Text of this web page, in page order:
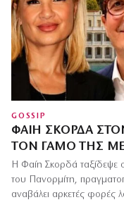
GOSSIP
ΦΑΊΗ ΣΚΟΡΔΆ
ΤΟΝ ΓΆΜΟ ΤΗΣ
Η Φαίη Σκορδά ταξίδεψε
του Πανορμίτη,
αναβάλει αρκετές φορές